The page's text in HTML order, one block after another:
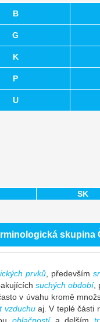
B
G
K
P
U
SK
prvků, především
suchých období,
v úvahu kromě
vzduchuaj. V teplé části